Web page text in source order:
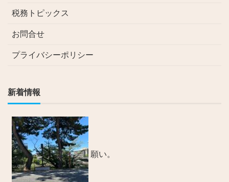
税務トピックス
お問合せ
プライバシーポリシー
新着情報
願い。